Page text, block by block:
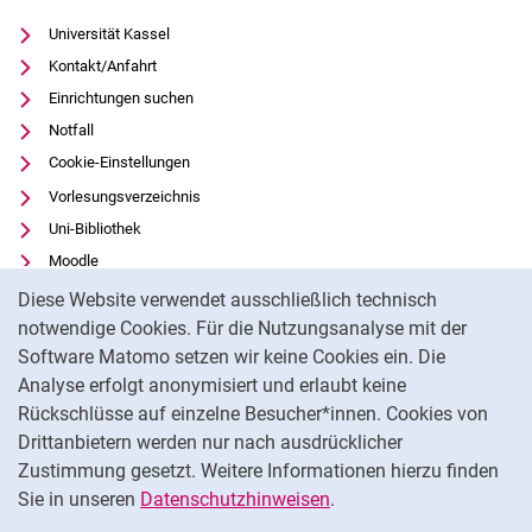
Diese Website verwendet ausschließlich technisch
notwendige Cookies. Für die Nutzungsanalyse mit der
Software Matomo setzen wir keine Cookies ein. Die
Analyse erfolgt anonymisiert und erlaubt keine
Rückschlüsse auf einzelne Besucher*innen. Cookies von
Drittanbietern werden nur nach ausdrücklicher
Zustimmung gesetzt. Weitere Informationen hierzu finden
Sie in unseren Datenschutzhinweisen.
Universität Kassel
Kontakt/Anfahrt
Einrichtungen suchen
Notfall
Cookie-Einstellungen
Vorlesungsverzeichnis
Uni-Bibliothek
Moodle
Panopto
Datenschutz
Barrierefreiheit
Transparenter KI-Einsatz
Impressum